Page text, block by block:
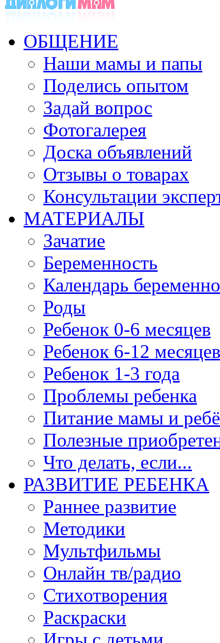
ОБЩЕНИЕ
Наши мамы и папы
Поделись опытом
Задай вопрос
Фотогалерея
Доска объявлений
Отзывы о товарах
Консультации
МАТЕРИАЛЫ
Зачатие
Беременность
Календарь
Роды
Ребенок 0-6 месяцев
Ребенок 6-12 месяцев
Ребенок 1-3 года
Проблемы ребенка
Питание мамы и
Полезные
Что делать, если...
РАЗВИТИЕ РЕБЕНКА
Раннее развитие
Методики
Мультфильмы
Онлайн тв/радио
Стихотворения
Раскраски